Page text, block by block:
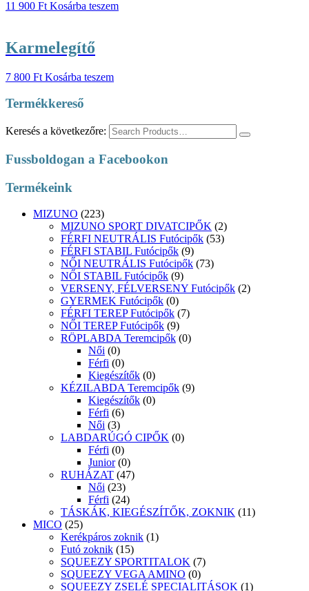
11 900 Ft Kosárba teszem
Karmelegítő
7 800 Ft Kosárba teszem
Termékkereső
Keresés a következőre:
Fussboldogan a Facebookon
Termékeink
MIZUNO (223)
MIZUNO SPORT DIVATCIPŐK (2)
FÉRFI NEUTRÁLIS Futócipők (53)
FÉRFI STABIL Futócipők (9)
NŐI NEUTRÁLIS Futócipők (73)
NŐI STABIL Futócipők (9)
VERSENY, FÉLVERSENY Futócipők (2)
GYERMEK Futócipők (0)
FÉRFI TEREP Futócipők (7)
NŐI TEREP Futócipők (9)
RÖPLABDA Teremcipők (0)
Női (0)
Férfi (0)
Kiegészítők (0)
KÉZILABDA Teremcipők (9)
Kiegészítők (0)
Férfi (6)
Női (3)
LABDARÚGÓ CIPŐK (0)
Férfi (0)
Junior (0)
RUHÁZAT (47)
Női (23)
Férfi (24)
TÁSKÁK, KIEGÉSZÍTŐK, ZOKNIK (11)
MICO (25)
Kerékpáros zoknik (1)
Futó zoknik (15)
SQUEEZY SPORTITALOK (7)
SQUEEZY VEGA AMINO (0)
SQUEEZY ZSELÉ SPECIALITÁSOK (1)